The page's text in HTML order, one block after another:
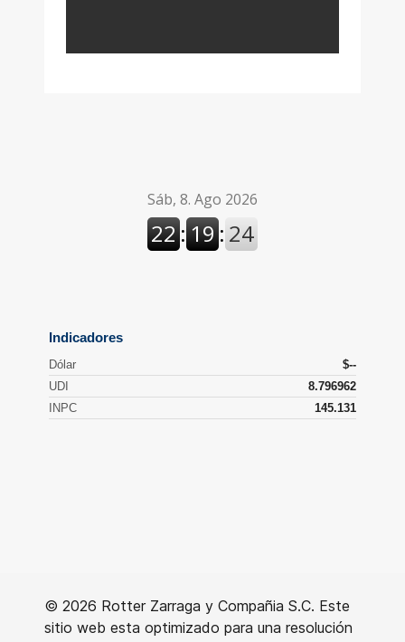
© 2026 Rotter Zarraga y Compañia S.C. Este
sitio web esta optimizado para una resolución